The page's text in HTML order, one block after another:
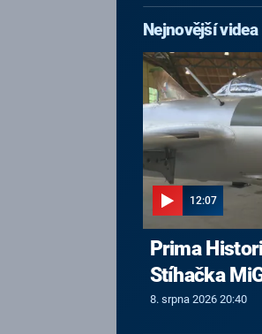
Nejnovější videa
12:07
Prima
Stíhačka
8. srpna 2026 20:40